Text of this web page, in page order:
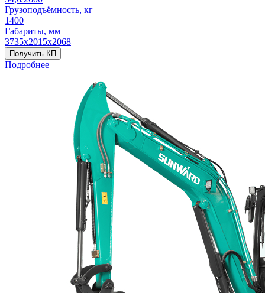
Грузоподъёмность, кг
1400
Габариты, мм
3735х2015х2068
Получить КП
Подробнее